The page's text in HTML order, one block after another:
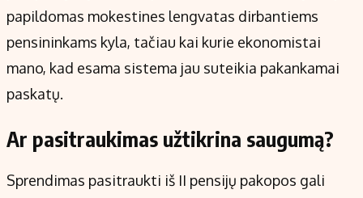
papildomas mokestines lengvatas dirbantiems
pensininkams kyla, tačiau kai kurie ekonomistai
mano, kad esama sistema jau suteikia pakankamai
paskatų.
Ar pasitraukimas užtikrina saugumą?
Sprendimas pasitraukti iš II pensijų pakopos gali